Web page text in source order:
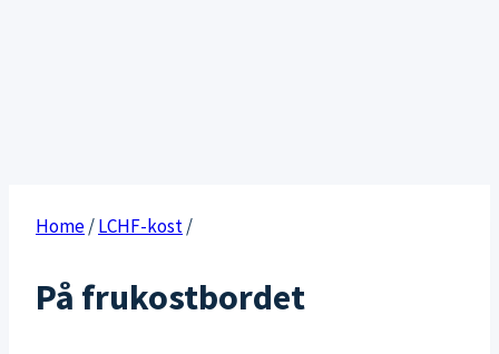
Home/LCHF-kost/
På frukostbordet